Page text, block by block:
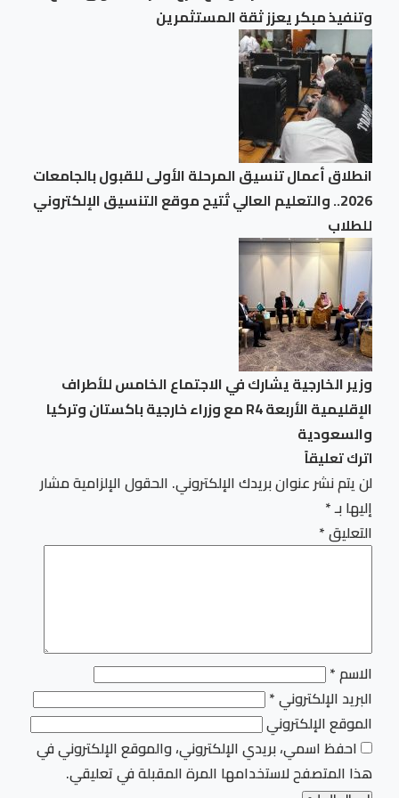
وتنفيذ مبكر يعزز ثقة المستثمرين
انطلاق أعمال تنسيق المرحلة الأولى للقبول بالجامعات
2026.. والتعليم العالي تُتيح موقع التنسيق الإلكتروني
للطلاب
وزير الخارجية يشارك في الاجتماع الخامس للأطراف
الإقليمية الأربعة R4 مع وزراء خارجية باكستان وتركيا
والسعودية
اترك تعليقاً
لن يتم نشر عنوان بريدك الإلكتروني. الحقول الإلزامية مشار
إليها بـ*
التعليق*
الاسم*
البريد الإلكتروني*
الموقع الإلكتروني
احفظ اسمي، بريدي الإلكتروني، والموقع الإلكتروني في
هذا المتصفح لاستخدامها المرة المقبلة في تعليقي.